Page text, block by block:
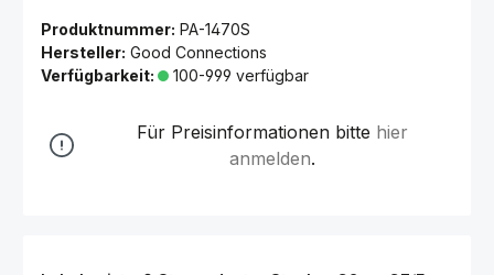
Produktnummer: PA-1470S
Hersteller: Good Connections
Verfügbarkeit:
100-999 verfügbar
Für Preisinformationen bitte hier
anmelden.